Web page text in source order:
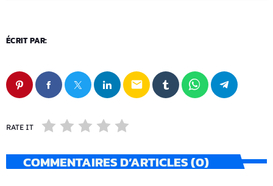
ÉCRIT PAR:
email
RATE IT
COMMENTAIRES D’ARTICLES (0)